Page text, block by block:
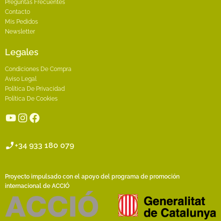
Preguntas Frecuentes
Contacto
Mis Pedidos
Newsletter
Legales
Condiciones De Compra
Aviso Legal
Política De Privacidad
Política De Cookies
YouTube
Instagram
Facebook
+34 933 180 079
Proyecto impulsado con el apoyo del programa de promoción
internacional de ACCIÓ